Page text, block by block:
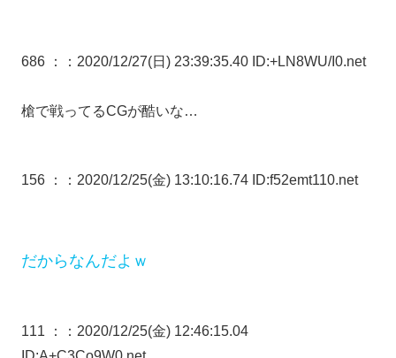
686 ： ：2020/12/27(日) 23:39:35.40 ID:+LN8WU/I0.net
槍で戦ってるCGが酷いな…
156 ： ：2020/12/25(金) 13:10:16.74 ID:f52emt110.net
だからなんだよｗ
111 ：
：2020/12/25(金) 12:46:15.04